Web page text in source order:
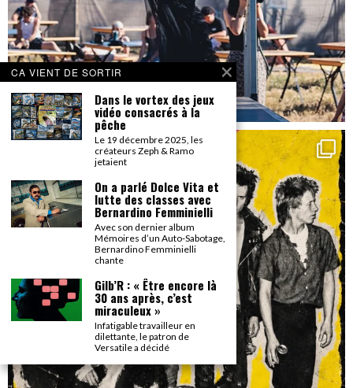
CA VIENT DE SORTIR
Dans le vortex des jeux
vidéo consacrés à la
pêche
Le 19 décembre 2025, les
créateurs Zeph & Ramo
jetaient
On a parlé Dolce Vita et
lutte des classes avec
Bernardino Femminielli
Avec son dernier album
Mémoires d’un Auto-Sabotage,
Bernardino Femminielli
chante
Gilb’R : « Être encore là
30 ans après, c’est
miraculeux »
Infatigable travailleur en
dilettante, le patron de
Versatile a décidé